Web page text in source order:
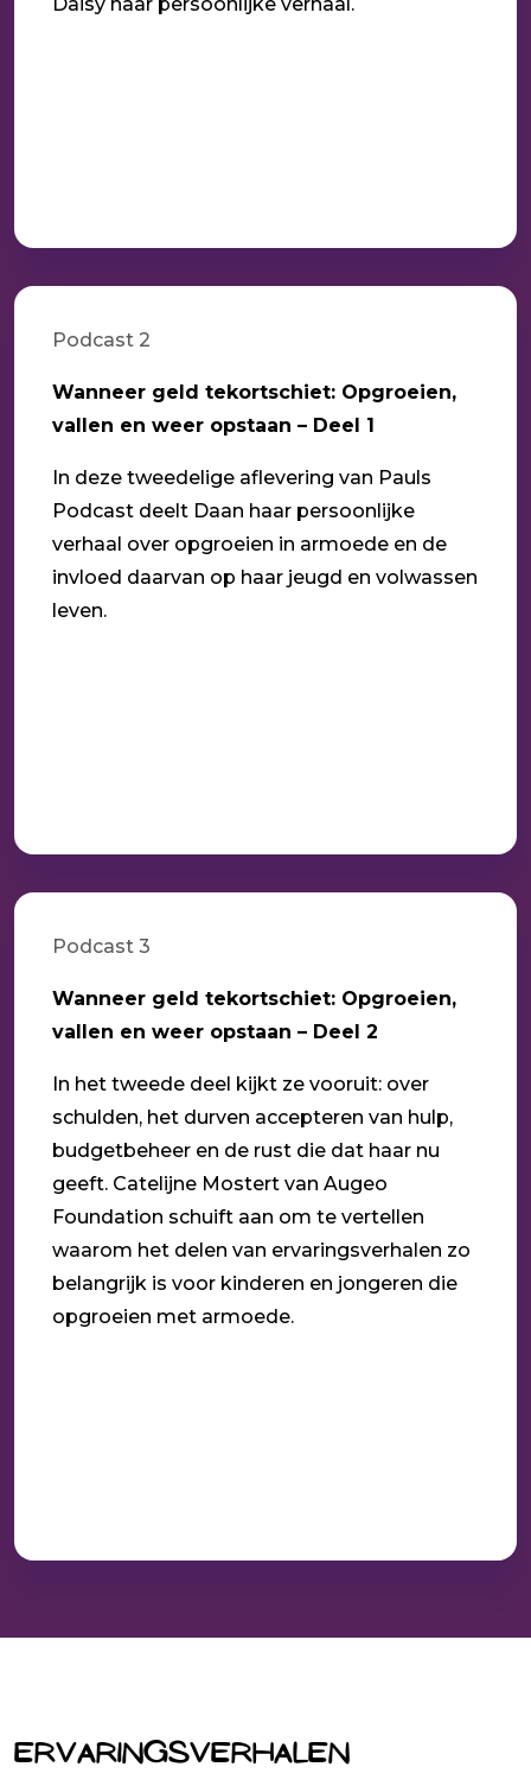
Podcast 2
Wanneer geld tekortschiet: Opgroeien,
vallen en weer opstaan – Deel 1
In deze tweedelige aflevering van Pauls
Podcast deelt Daan haar persoonlijke
verhaal over opgroeien in armoede en de
invloed daarvan op haar jeugd en volwassen
leven.
Podcast 3
Wanneer geld tekortschiet: Opgroeien,
vallen en weer opstaan – Deel 2
In het tweede deel kijkt ze vooruit: over
schulden, het durven accepteren van hulp,
budgetbeheer en de rust die dat haar nu
geeft. Catelijne Mostert van Augeo
Foundation schuift aan om te vertellen
waarom het delen van ervaringsverhalen zo
belangrijk is voor kinderen en jongeren die
opgroeien met armoede.
Ervaringsverhalen